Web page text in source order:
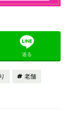
送る
老舗